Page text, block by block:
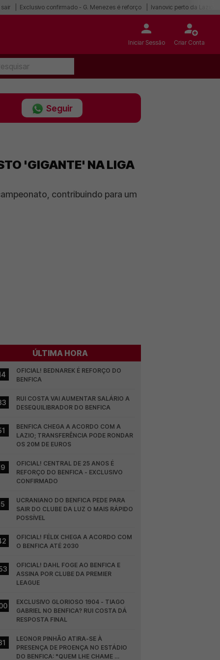
Exclusivo confirmado - G. Menezes é reforço Ivanovic perto da Lazio
Iniciar Sessão Criar Conta
Seguir
'GIGANTE' NA LIGA
contribuindo para um
ÚLTIMA HORA
OFICIAL! BEDNAREK É REFORÇO DO
BENFICA
RUI COSTA VAI AUMENTAR SALÁRIO A
DESEQUILIBRADOR DO BENFICA
BENFICA CHEGA A ACORDO COM A
LAZIO; TRANSFERÊNCIA PODE RONDAR
OS 20M DE EUROS
OFICIAL! CENTRAL DE 25 ANOS É
REFORÇO DO BENFICA - EXCLUSIVO
CONFIRMADO
UCRANIANO DO BENFICA PEDE PARA
SAIR DO CLUBE DA LUZ O MAIS RÁPIDO
POSSÍVEL
OFICIAL! FÉLIX CHEGA A ACORDO COM
O BENFICA ATÉ 2030
OFICIAL! DAHL FOGE AO BENFICA E
ASSINA POR CLUBE DA PREMIER
LEAGUE
EXCLUSIVO GLORIOSO 1904 - TIAGO
GABRIEL NO BENFICA? RUI COSTA DÁ
RESPOSTA FINAL
LEONOR PINHÃO ATIRA-SE À
PRESENÇA DE PROENÇA NO ESTÁDIO
DO BENFICA: "QUEM LHE CHAME